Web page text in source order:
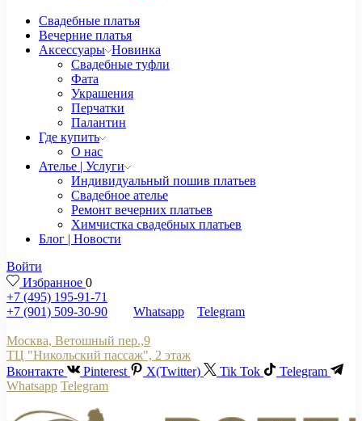
Свадебные платья
Вечерние платья
Аксессуары Новинка
Свадебные туфли
Фата
Украшения
Перчатки
Палантин
Где купить
О нас
Ателье | Услуги
Индивидуальный пошив платьев
Свадебное ателье
Ремонт вечерних платьев
Химчистка свадебных платьев
Блог | Новости
Войти
Избранное 0
+7 (495) 195-91-71
+7 (901) 509-30-90
Whatsapp Telegram
Москва, Ветошный пер.,9
ТЦ "Никольский пассаж", 2 этаж
Вконтакте
Pinterest X(Twitter) Tik Tok
Telegram
Whatsapp Telegram